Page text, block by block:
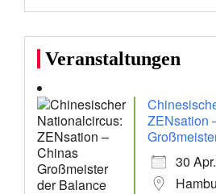
Veranstaltungen
ZENsation
30